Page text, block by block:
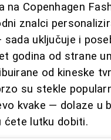
na Copenhagen
znalci
uključuje i
godina od strane
od kineske
su stekle
kvake — dolaze u
ćete lutku dobiti.